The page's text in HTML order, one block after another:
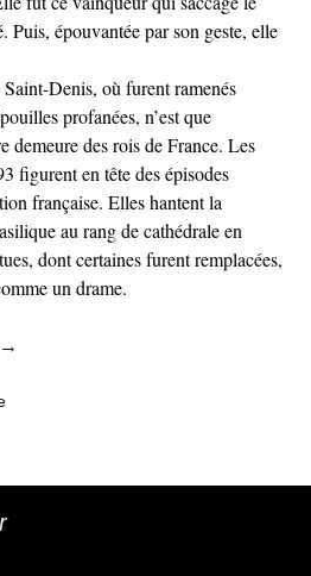
Puis, épouvantée par son geste, elle
Denis, où furent ramenés
profanées, n’est que
demeure des rois de France. Les
figurent en tête des épisodes
française. Elles hantent la
au rang de cathédrale en
dont certaines furent remplacées,
un drame.
« Ce qui dérange, c’est le profil de
→